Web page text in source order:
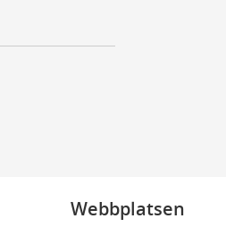
Webbplatsen